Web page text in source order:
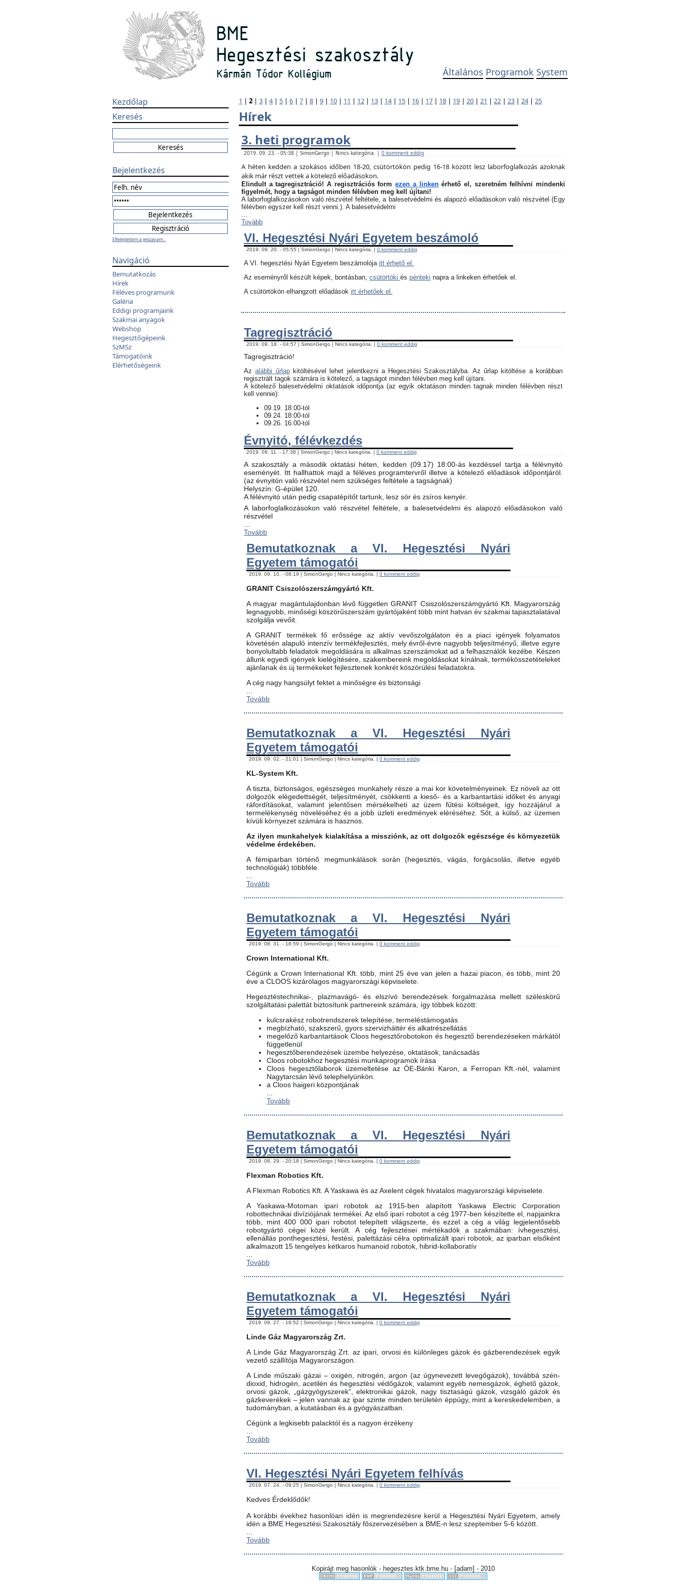
Általános Programok System
Kezdőlap
Keresés
Bejelentkezés
Elfelejtettem a jelszavam...
Navigáció
Bemutatkozás
Hírek
Féléves programunk
Galéria
Eddigi programjaink
Szakmai anyagok
Webshop
Hegesztőgépeink
SzMSz
Támogatóink
Elérhetőségeink
1 | 2 | 3 | 4| 5 | 6 | 7 | 8 | 9 | 10 | 11 | 12 | 13 | 14| 15 | 16 | 17 | 18 | 19 | 20 | 21 | 22 | 23 | 24| 25
Hírek
3. heti programok
2019. 09. 23. - 05:38 | SimonGergo | Nincs kategória. | 0 komment eddig
A héten kedden a szokásos időben 18-20, csütörtökön pedig 16-18 között lesz laborfoglalkozás azoknak
akik már részt vettek a kötelező előadásokon.
Elindult a tagregisztráció! A regisztrációs formezen a linkenérhető el, szeretném felhívni mindenki
figyelmét, hogy a tagságot minden félévben meg kell újítani!
A laborfoglalkozásokon való részvétel feltétele, a balesetvédelmi és alapozó előadásokon való részvétel (Egy
félévben egyszer kell részt venni.). A balesetvédelmi
...
Tovább
VI. Hegesztési Nyári Egyetem beszámoló
2019. 09. 20. - 05:55 | SimonGergo | Nincs kategória. | 0 komment eddig
A VI. hegesztési Nyári Egyetem beszámolója itt érhető el.
Az eseményről készült képek, bontásban, csütörtöki és pénteki napra a linkeken érhetőek el.
A csütörtökön elhangzott előadások itt érhetőek el.
Tagregisztráció
2019. 09. 18. - 04:57 | SimonGergo | Nincs kategória. | 0 komment eddig
Tagregisztráció!
Azalábbi űrlapkitöltésével lehet jelentkezni a Hegesztési Szakosztályba. Az űrlap kitöltése a korábban
regisztrált tagok számára is kötelező, a tagságot minden félévben meg kell újítani.
​A kötelező balesetvédelmi oktatások időpontja (az egyik oktatáson minden tagnak minden félévben részt
kell vennie):
09.19. 18:00-tól
09.24. 18:00-tól
09.26. 16:00-tól
Évnyitó, félévkezdés
2019. 09. 11. - 17:38 | SimonGergo | Nincs kategória. | 0 komment eddig
A szakosztály a második oktatási héten, kedden (09.17) 18:00-ás kezdéssel tartja a félévnyitó
eseményét. Itt hallhattok majd a féléves programtervről illetve a kötelező előadások időpontjáról.
(az évnyitón való részvétel nem szükséges feltétele a tagságnak)
Helyszín: G-épület 120.
A félévnyitó után pedig csapatépítőt tartunk, lesz sör és zsíros kenyér.
A laborfoglalkozásokon való részvétel feltétele, a balesetvédelmi és alapozó előadásokon való
részvétel
Tovább
Bemutatkoznak a VI. Hegesztési Nyári
Egyetem támogatói
2019. 09. 10. - 08:19 | SimonGergo | Nincs kategória. | 0 komment eddig
GRANIT Csiszolószerszámgyártó Kft.
A magyar magántulajdonban lévő független GRANIT Csiszolószerszámgyártó Kft. Magyarország
legnagyobb, minőségi köszörűszerszám gyártójaként több mint hatvan év szakmai tapasztalatával
szolgálja vevőit.
A GRANIT termékek fő erőssége az aktív vevőszolgálaton és a piaci igények folyamatos
követésén alapuló intenzív termékfejlesztés, mely évről-évre nagyobb teljesítményű, illetve egyre
bonyolultabb feladatok megoldására is alkalmas szerszámokat ad a felhasználók kezébe. Készen
állunk egyedi igények kielégítésére, szakembereink megoldásokat kínálnak, termékösszetételeket
ajánlanak és új termékeket fejlesztenek konkrét köszörülési feladatokra.
A cég nagy hangsúlyt fektet a minőségre és biztonsági
Tovább
Bemutatkoznak a VI. Hegesztési Nyári
Egyetem támogatói
2019. 09. 02. - 21:01 | SimonGergo | Nincs kategória. | 0 komment eddig
KL-System Kft.
A tiszta, biztonságos, egészséges munkahely része a mai kor követelményeinek. Ez növeli az ott
dolgozók elégedettségét, teljesítményét, csökkenti a kieső- és a karbantartási időket és anyagi
ráfordításokat, valamint jelentősen mérsékelheti az üzem fűtési költségeit, így hozzájárul a
termelékenység növeléséhez és a jobb üzleti eredmények eléréséhez. Sőt, a külső, az üzemen
kívüli környezet számára is hasznos.
Az ilyen munkahelyek kialakítása a missziónk, az ott dolgozók egészsége és környezetük
védelme érdekében.
A fémiparban történő megmunkálások során (hegesztés, vágás, forgácsolás, illetve egyéb
technológiák) többféle
Tovább
Bemutatkoznak a VI. Hegesztési Nyári
Egyetem támogatói
2019. 08. 31. - 18:59 | SimonGergo | Nincs kategória. | 0 komment eddig
Crown International Kft.
Cégünk a Crown International Kft. több, mint 25 éve van jelen a hazai piacon, és több, mint 20
éve a CLOOS kizárólagos magyarországi képviselete.
Hegesztéstechnikai-, plazmavágó- és elszívó berendezések forgalmazása mellett széleskörű
szolgáltatási palettát biztosítunk partnereink számára, így többek között:
kulcsrakész robotrendszerek telepítése, termeléstámogatás
megbízható, szakszerű, gyors szervizháttér és alkatrészellátás
megelőző karbantartások Cloos hegesztőrobotokon és hegesztő berendezéseken márkától
függetlenül
hegesztőberendezések üzembe helyezése, oktatások, tanácsadás
Cloos robotokhoz hegesztési munkaprogramok írása
Cloos hegesztőlaborok üzemeltetése az ÓE-Bánki Karon, a Ferropan Kft.-nél, valamint
Nagytarcsán lévő telephelyünkön.
a Cloos haigeri központjának
Tovább
Bemutatkoznak a VI. Hegesztési Nyári
Egyetem támogatói
2019. 08. 29. - 20:18 | SimonGergo | Nincs kategória. | 0 komment eddig
Flexman Robotics Kft.
A Flexman Robotics Kft. A Yaskawa és az Axelent cégek hivatalos magyarországi képviselete.
A Yaskawa-Motoman ipari robotok az 1915-ben alapított Yaskawa Electric Corporation
robottechnikai divíziójának termékei. Az első ipari robotot a cég 1977-ben készítette el, napjainkra
több, mint 400 000 ipari robotot telepített világszerte, és ezzel a cég a világ legjelentősebb
robotgyártó cégei közé került. A cég fejlesztései mértékadók a szakmában: ívhegesztési,
ellenállás ponthegesztési, festési, palettázási célra optimalizált ipari robotok, az iparban elsőként
alkalmazott 15 tengelyes kétkaros humanoid robotok, hibrid-kollaboratív
Tovább
Bemutatkoznak a VI. Hegesztési Nyári
Egyetem támogatói
2019. 08. 27. - 18:52 | SimonGergo | Nincs kategória. | 0 komment eddig
Linde Gáz Magyarország Zrt.
A Linde Gáz Magyarország Zrt. az ipari, orvosi és különleges gázok és gázberendezések egyik
vezető szállítója Magyarországon.
A Linde műszaki gázai – oxigén, nitrogén, argon (az úgynevezett levegőgázok), továbbá szén-
dioxid, hidrogén, acetilén és hegesztési védőgázok, valamint egyéb nemesgázok, éghető gázok,
orvosi gázok, „gázgyógyszerek”, elektronikai gázok, nagy tisztaságú gázok, vizsgáló gázok és
gázkeverékek – jelen vannak az ipar szinte minden területén éppúgy, mint a kereskedelemben, a
tudományban, a kutatásban és a gyógyászatban.
Cégünk a legkisebb palacktól és a nagyon érzékeny
Tovább
VI. Hegesztési Nyári Egyetem felhívás
2019. 07. 24. - 09:25 | SimonGergo | Nincs kategória. | 0 komment eddig
Kedves Érdeklődők!
A korábbi évekhez hasonlóan idén is megrendezésre kerül a Hegesztési Nyári Egyetem, amely
idén a BME Hegesztési Szakosztály főszervezésében a BME-n lesz szeptember 5-6 között.
Tovább
Kopirájt meg hasonlók - hegesztes.ktk.bme.hu - [adam] - 2010